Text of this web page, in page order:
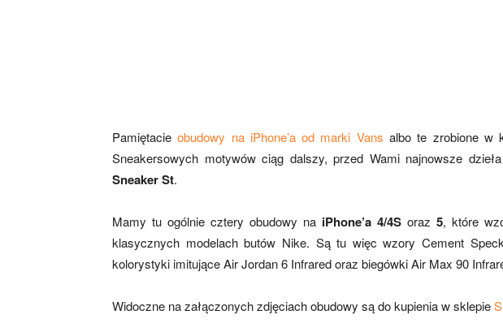
Pamiętacieobudowy na iPhone’a od marki Vans albo te zrobione w
Sneakersowych motywów ciąg dalszy, przed Wami najnowsze
Sneaker St.
Mamy tu ogólnie cztery obudowy na iPhone’a 4/4S oraz 5, które
klasycznych modelach butów Nike. Są tu więc wzory Cement
kolorystyki imitujące Air Jordan 6 Infrared oraz biegówki Air Max 90
Widoczne na załączonych zdjęciach obudowy są do kupienia w sklepie